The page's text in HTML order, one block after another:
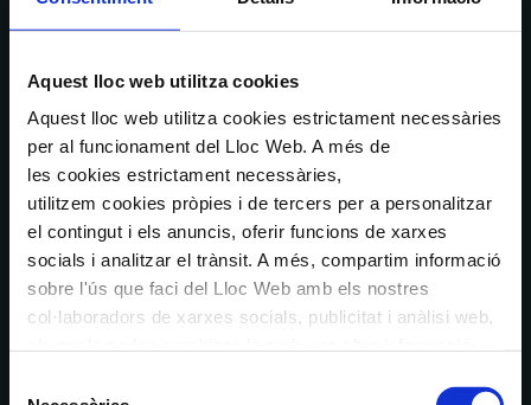
Aquest lloc web utilitza cookies
Aquest lloc web utilitza cookies estrictament necessàries
per al funcionament del Lloc Web. A més de
les cookies estrictament necessàries,
utilitzem cookies pròpies i de tercers per a personalitzar
el contingut i els anuncis, oferir funcions de xarxes
socials i analitzar el trànsit. A més, compartim informació
sobre l'ús que faci del Lloc Web amb els nostres
col·laboradors de xarxes socials, publicitat i anàlisi web,